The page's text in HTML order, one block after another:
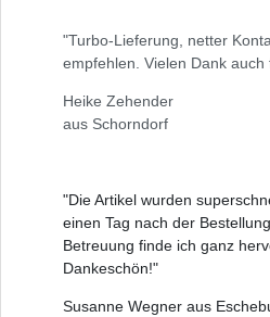
"Turbo-Lieferung, netter
empfehlen. Vielen Dank
Heike Zehender
aus Schorndorf
"Die Artikel wurden
einen Tag nach der
Betreuung finde ich ganz
Dankeschön!"
Susanne Wegner aus